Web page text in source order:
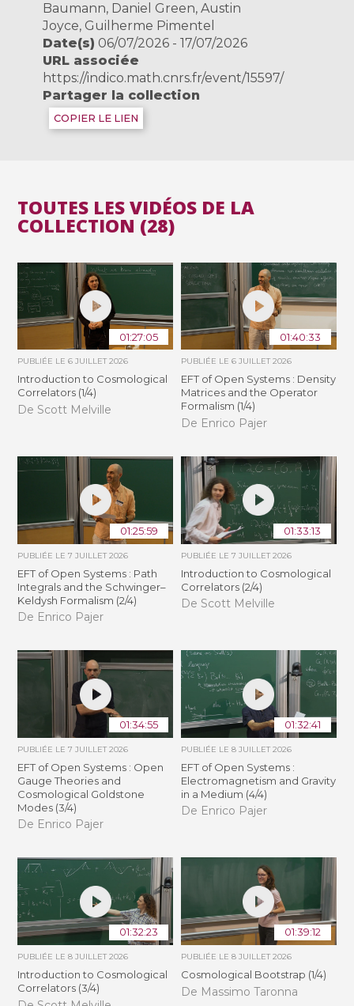
Baumann, Daniel Green, Austin
Joyce, Guilherme Pimentel
Date(s) 06/07/2026 - 17/07/2026
URL associée
https://indico.math.cnrs.fr/event/15597/
Partager la collection
COPIER LE LIEN
TOUTES LES VIDÉOS DE LA
COLLECTION (28)
01:27:05
PUBLIÉE LE6 JUILLET 2026
Introduction to Cosmological
Correlators (1/4)
De Scott Melville
01:40:33
PUBLIÉE LE 6 JUILLET 2026
EFT of Open Systems : Density
Matrices and the Operator
Formalism (1/4)
De Enrico Pajer
01:25:59
PUBLIÉE LE7 JUILLET 2026
EFT of Open Systems : Path
Integrals and the Schwinger–
Keldysh Formalism (2/4)
De Enrico Pajer
01:33:13
PUBLIÉE LE 7 JUILLET 2026
Introduction to Cosmological
Correlators (2/4)
De Scott Melville
01:34:55
PUBLIÉE LE7 JUILLET 2026
EFT of Open Systems : Open
Gauge Theories and
Cosmological Goldstone
Modes (3/4)
De Enrico Pajer
01:32:41
PUBLIÉE LE 8 JUILLET 2026
EFT of Open Systems :
Electromagnetism and Gravity
in a Medium (4/4)
De Enrico Pajer
01:32:23
PUBLIÉE LE8 JUILLET 2026
Introduction to Cosmological
Correlators (3/4)
01:39:12
PUBLIÉE LE 8 JUILLET 2026
Cosmological Bootstrap (1/4)
De Massimo Taronna